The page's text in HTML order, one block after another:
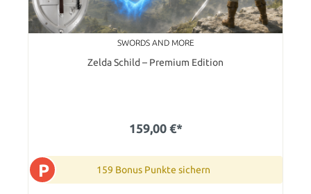
SWORDS AND MORE
Zelda Schild – Premium Edition
159,00 €*
P 159 Bonus Punkte sichern